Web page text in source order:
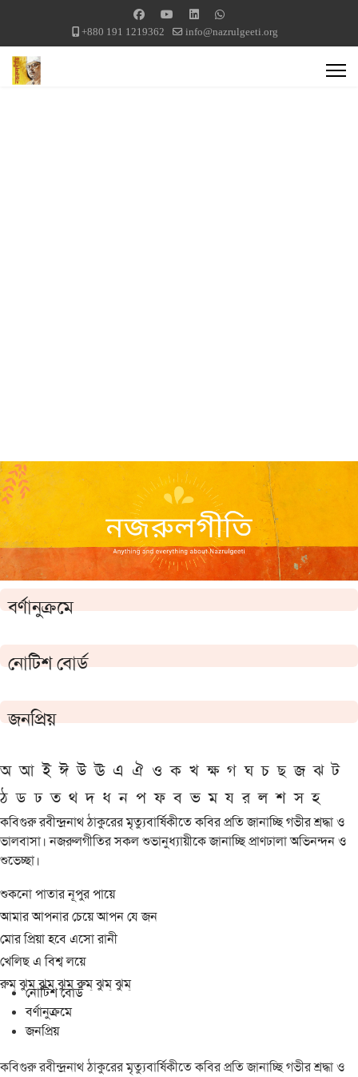
+880 191 1219362 info@nazrulgeeti.org
বর্ণানুক্রমে
নোটিশ বোর্ড
জনপ্রিয়
অ আ ই ঈ উ ঊ এ ঐ ও ক খ ক্ষ গ ঘ চ ছ জ ঝ ট
ঠ ড ঢ ত থ দ ধ ন প ফ ব ভ ম য র ল শ স হ
কবিগুরু রবীন্দ্রনাথ ঠাকুরের মৃত্যুবার্ষিকীতে কবির প্রতি জানাচ্ছি গভীর শ্রদ্ধা ও
ভালবাসা। নজরুলগীতির সকল শুভানুধ্যায়ীকে জানাচ্ছি প্রাণঢালা অভিনন্দন ও
শুভেচ্ছা।
শুকনো পাতার নূপুর পায়ে
আমার আপনার চেয়ে আপন যে জন
মোর প্রিয়া হবে এসো রানী
খেলিছ এ বিশ্ব লয়ে
রুম্ ঝুম্ ঝুম্ ঝুম্ রুম্ ঝুম্ ঝুম্
নোটিশ বোর্ড
বর্ণানুক্রমে
জনপ্রিয়
কবিগুরু রবীন্দ্রনাথ ঠাকুরের মৃত্যুবার্ষিকীতে কবির প্রতি জানাচ্ছি গভীর শ্রদ্ধা ও